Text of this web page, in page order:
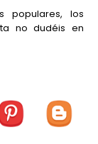
populares, los
no dudéis en